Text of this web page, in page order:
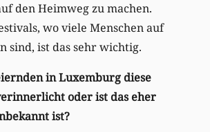
den Heimweg zu machen.
wo viele Menschen auf
sind, ist das sehr wichtig.
in Luxemburg diese
oder ist das eher
ist?